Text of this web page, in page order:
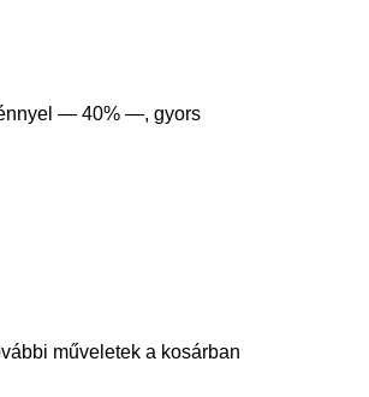
— 40% —, gyors
műveletek a kosárban